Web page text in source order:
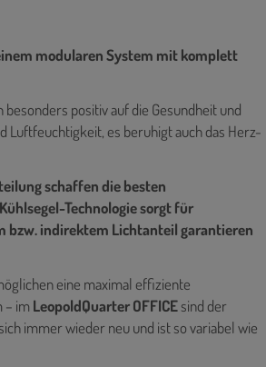
modularen System mit komplett
positiv auf die Gesundheit und
Luftfeuchtigkeit, es beruhigt auch das Herz-
schaffen die besten
Technologie sorgt für
bzw. indirektem Lichtanteil garantieren
eine maximal effiziente
– im LeopoldQuarter OFFICEsind der
immer wieder neu und ist so variabel wie